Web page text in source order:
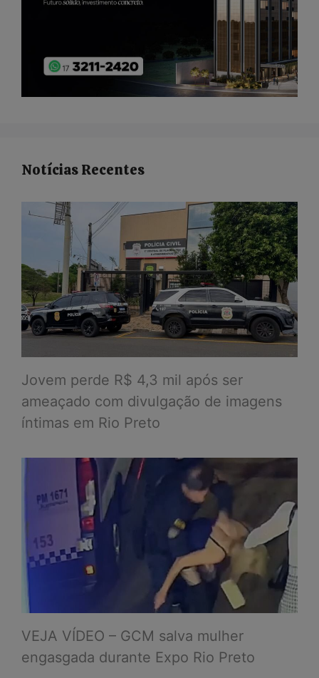
Notícias Recentes
Jovem perde R$ 4,3 mil após ser
ameaçado com divulgação de imagens
íntimas em Rio Preto
VEJA VÍDEO – GCM salva mulher
engasgada durante Expo Rio Preto